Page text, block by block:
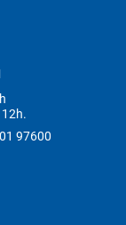
97600